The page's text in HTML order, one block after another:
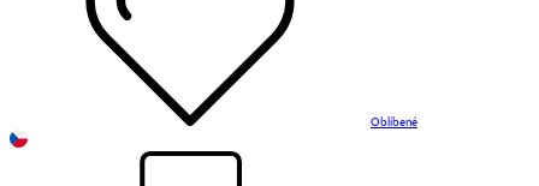
Oblíbené